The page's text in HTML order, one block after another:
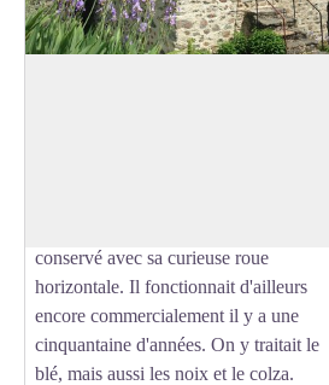
conservé avec sa curieuse roue
horizontale. Il fonctionnait d'ailleurs
encore commercialement il y a une
cinquantaine d'années. On y traitait le
blé, mais aussi les noix et le colza.